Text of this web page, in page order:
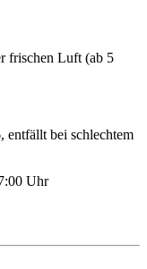
frischen Luft (ab 5
entfällt bei schlechtem
Uhr